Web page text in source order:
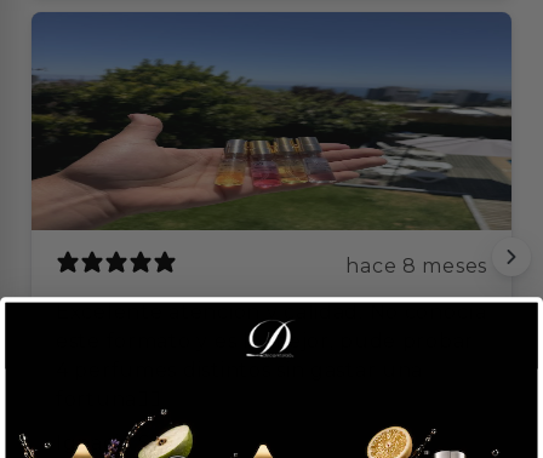
hace 8 meses
este formato y es lo mejor, pude probar
Ignacio S.